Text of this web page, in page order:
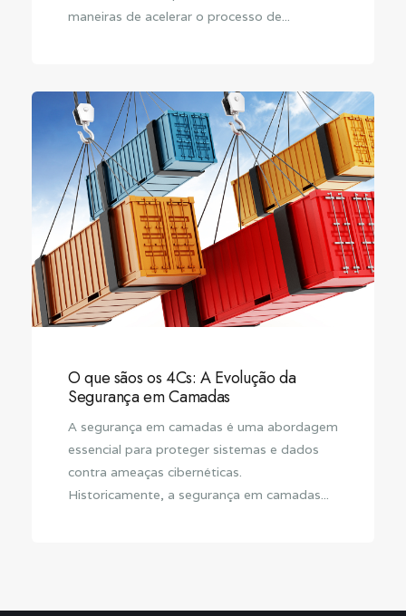
maneiras de acelerar o processo de...
O que sãos os 4Cs: A Evolução da
Segurança em Camadas
A segurança em camadas é uma abordagem
essencial para proteger sistemas e dados
contra ameaças cibernéticas.
Historicamente, a segurança em camadas...